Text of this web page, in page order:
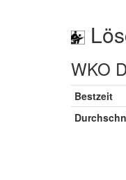
WKO
Bestzeit